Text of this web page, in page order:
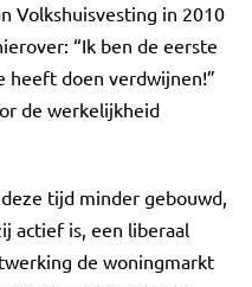
Volkshuisvesting in 2010
“Ik ben de eerste
heeft doen verdwijnen!”
de werkelijkheid
tijd minder gebouwd,
actief is, een liberaal
de woningmarkt